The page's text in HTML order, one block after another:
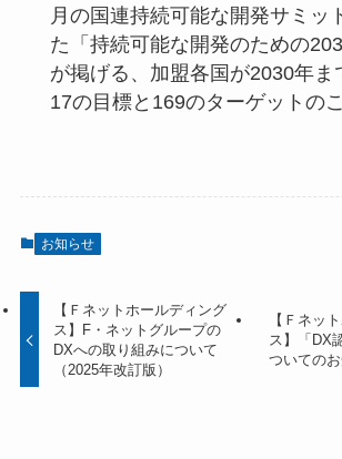
月の国連持続可能な開発サミッ
た「持続可能な開発のための
が掲げる、加盟各国が2030年ま
17の目標と169のターゲットの
お知らせ
【Ｆネットホールディング
ス】F・ネットグループの
DXへの取り組みについて
（2025年改訂版）
【Ｆネッ
ス】「DX
ついての